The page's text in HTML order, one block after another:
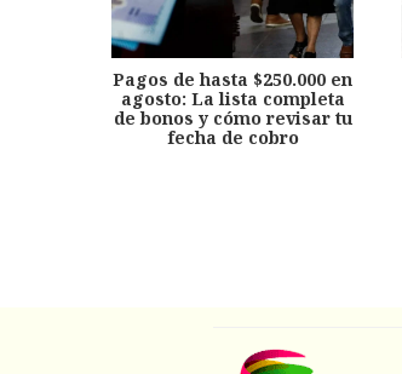
Pagos de hasta $250.000 en
agosto: La lista completa
de bonos y cómo revisar tu
fecha de cobro